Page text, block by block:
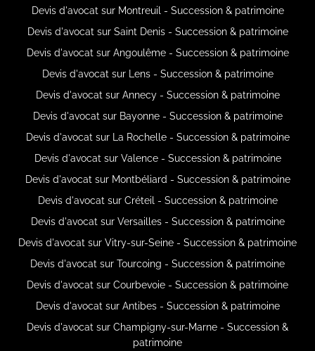
Devis d'avocat sur Montreuil - Succession & patrimoine
Devis d'avocat sur Saint Denis - Succession & patrimoine
Devis d'avocat sur Angoulême - Succession & patrimoine
Devis d'avocat sur Lens - Succession & patrimoine
Devis d'avocat sur Annecy - Succession & patrimoine
Devis d'avocat sur Bayonne - Succession & patrimoine
Devis d'avocat sur La Rochelle - Succession & patrimoine
Devis d'avocat sur Valence - Succession & patrimoine
Devis d'avocat sur Montbéliard - Succession & patrimoine
Devis d'avocat sur Créteil - Succession & patrimoine
Devis d'avocat sur Versailles - Succession & patrimoine
Devis d'avocat sur Vitry-sur-Seine - Succession & patrimoine
Devis d'avocat sur Tourcoing - Succession & patrimoine
Devis d'avocat sur Courbevoie - Succession & patrimoine
Devis d'avocat sur Antibes - Succession & patrimoine
Devis d'avocat sur Champigny-sur-Marne - Succession &
patrimoine